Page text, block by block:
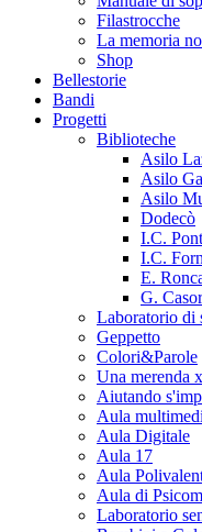
Filastrocche
La memoria
Shop
Bellestorie
Bandi
Progetti
Biblioteche
Asilo
Asilo
Asilo
Dodecò
I.C.
I.C.
E.
G.
Laboratorio di
Geppetto
Colori&Parole
Una merenda
Aiutando
Aula
Aula Digitale
Aula 17
Aula
Aula di
Laboratorio